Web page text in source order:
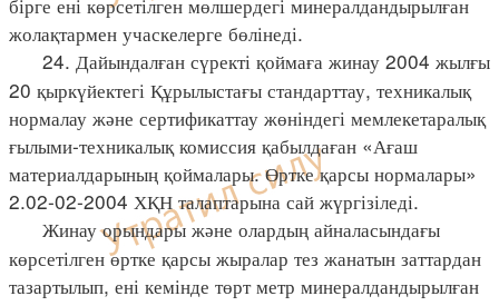
жолақтармен учаскелерге бөлінеді.
24. Дайындалған сүректі қоймаға жинау 2004 жылғы
20 қыркүйектегі Құрылыстағы стандарттау, техникалық
нормалау және сертификаттау жөніндегі мемлекетаралық
ғылыми-техникалық комиссия қабылдаған «Ағаш
материалдарының қоймалары. Өртке қарсы нормалары»
2.02-02-2004 ХҚН талаптарына сай жүргізіледі.
Жинау орындары және олардың айналасындағы
көрсетілген өртке қарсы жыралар тез жанатын заттардан
тазартылып, ені кемінде төрт метр минералдандырылған